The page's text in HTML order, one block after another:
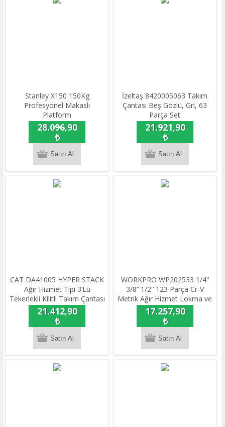
Stanley X150 150Kg
Profesyonel Makaslı
Platform
28.096,90
₺
İzeltaş 8420005063 Takım
Çantası Beş Gözlü, Gri, 63
Parça Set
21.921,90
₺
CAT DA41005 HYPER STACK
Ağır Hizmet Tipi 3’Lü
Tekerlekli Kilitli Takım Çantası
Seti
21.412,90
₺
WORKPRO WP202533 1/4'’
3/8’’ 1/2'’ 123 Parça Cr-V
Metrik Ağır Hizmet Lokma ve
Kombine Anahtar Takımı
17.257,90
₺